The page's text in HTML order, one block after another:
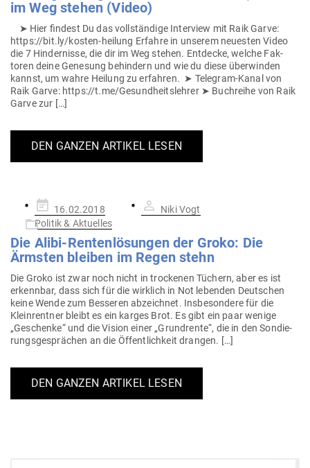
im Weg stehen (Video)
➤ Hier findest Du das voll­ständige Interview mit Raik Garve:
https://bit.ly/kosten-heilung Erfahre in unserem neu­esten Video
die 7 Hin­der­nisse, die dir im Weg stehen. Ent­decke, welche Fak­
toren deine Genesung behindern und wie du diese über­winden
kannst, um wahre Heilung zu erfahren. ➤ Telegram-Kanal von
Raik Garve: https://t.me/Gesundheitslehrer ➤ Buch­reihe von Raik
Garve zur […]
DEN GANZEN ARTIKEL LESEN
Gepostet
am
16.02.2018
Niki Vogt
Politik & Aktuelles
Die Alibi-Ren­ten­lö­sungen der Groko: Die
Ärmsten bleiben im Regen stehn
Die Groko ist zwar noch nicht in tro­ckenen Tüchern, aber es ist
erkennbar, dass sich für die wirklich in Not lebenden Deut­schen
keine Wende zum Bes­seren abzeichnet. Ins­be­sondere für die
Klein­rentner bleibt es ein karges Brot. Es gibt ein paar wenige
„Geschenke“ und die Vision einer „Grund­rente“, die in den Son­die­
rungs­ge­sprächen an die Öffent­lichkeit drangen. […]
DEN GANZEN ARTIKEL LESEN